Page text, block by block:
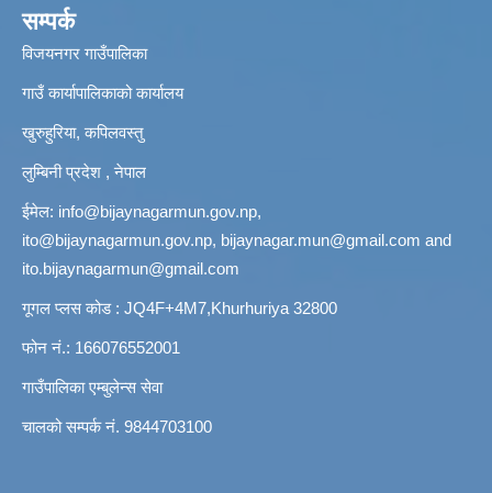
सम्पर्क
विजयनगर गाउँपालिका
गाउँ कार्यापालिकाको कार्यालय
खुरुहुरिया, कपिलवस्तु
लुम्बिनी प्रदेश , नेपाल
ईमेल: info@bijaynagarmun.gov.np,
ito@bijaynagarmun.gov.np, bijaynagar.mun@gmail.com and
ito.bijaynagarmun@gmail.com
गूगल प्लस कोड : JQ4F+4M7,Khurhuriya 32800
फोन नं.: 166076552001
गाउँपालिका एम्बुलेन्स सेवा
चालको सम्पर्क नं. 9844703100